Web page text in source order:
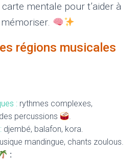
mentale pour t’aider à
régions musicales
: rythmes complexes,
percussions
.
djembé, balafon, kora.
mandingue, chants zoulous.
: